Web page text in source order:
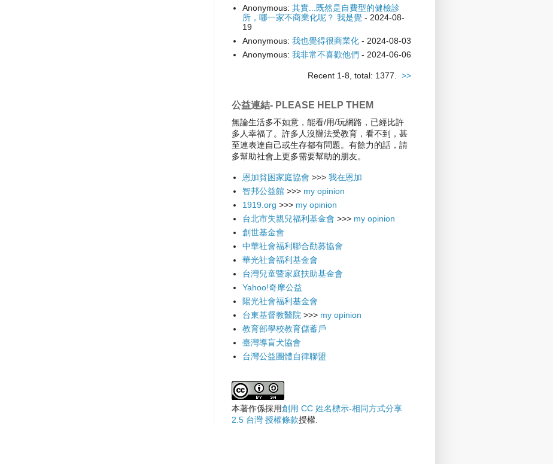
Anonymous: 其實...既然是自費型的健檢診
所，哪一家不商業化呢？ 我是覺- 2024-08-
19
Anonymous: 我也覺得很商業化- 2024-08-03
Anonymous: 我非常不喜歡他們 - 2024-06-06
Recent 1-8, total: 1377. >>
公益連結- PLEASE HELP THEM
無論生活多不如意，能看/用/玩網路，已經比許
多人幸福了。許多人沒辦法受教育，看不到，甚
至連表達自己或生存都有問題。有餘力的話，請
多幫助社會上更多需要幫助的朋友。
恩加貧困家庭協會 >>> 我在恩加
智邦公益館>>> my opinion
1919.org >>> my opinion
台北市失親兒福利基金會 >>> my opinion
創世基金會
中華社會福利聯合勸募協會
華光社會福利基金會
台灣兒童暨家庭扶助基金會
Yahoo!奇摩公益
陽光社會福利基金會
台東基督教醫院>>> my opinion
教育部學校教育儲蓄戶
臺灣導盲犬協會
台灣公益團體自律聯盟
本著作係採用創用 CC 姓名標示-相同方式分享
2.5 台灣 授權條款授權.